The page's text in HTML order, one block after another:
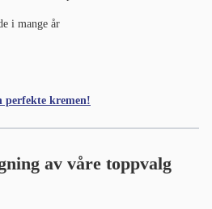
i mange år
perfekte kremen!
av våre toppvalg